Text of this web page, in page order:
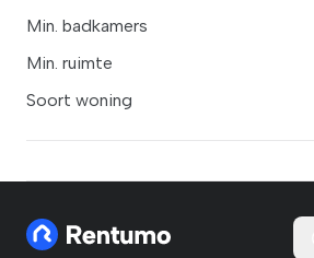
Min. badkamers
Min. ruimte
Soort woning